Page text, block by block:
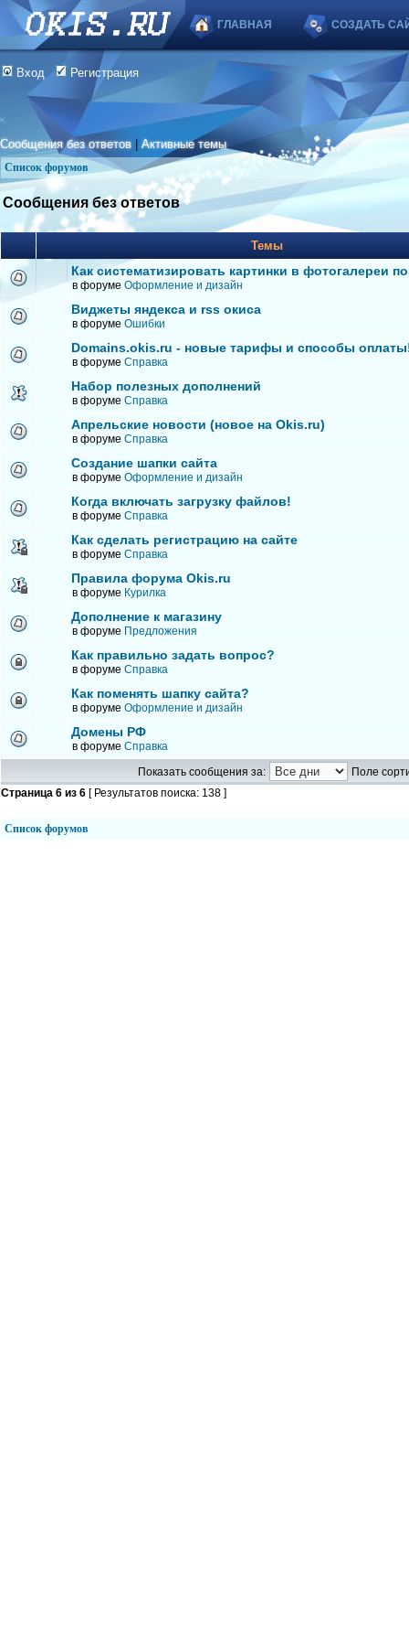
ГЛАВНАЯ СОЗДАТЬ
Вход Регистрация
Сообщения без ответов |Активные темы
Список форумов
Сообщения без ответов
Темы
Как систематизировать картинки в фотогалереи
в форуме Оформление и дизайн
Виджеты яндекса и rss окиса
в форуме Ошибки
Domains.okis.ru - новые тарифы и способы
в форуме Справка
Набор полезных дополнений
в форуме Справка
Апрельские новости (новое на Okis.ru)
в форуме Справка
Создание шапки сайта
в форуме Оформление и дизайн
Когда включать загрузку файлов!
в форуме Справка
Как сделать регистрацию на сайте
в форуме Справка
Правила форума Okis.ru
в форуме Курилка
Дополнение к магазину
в форуме Предложения
Как правильно задать вопрос?
в форуме Справка
Как поменять шапку сайта?
в форуме Оформление и дизайн
Домены РФ
в форуме Справка
Показать сообщения за:
Поле
Страница 6 из 6 [ Результатов поиска: 138 ]
Список форумов